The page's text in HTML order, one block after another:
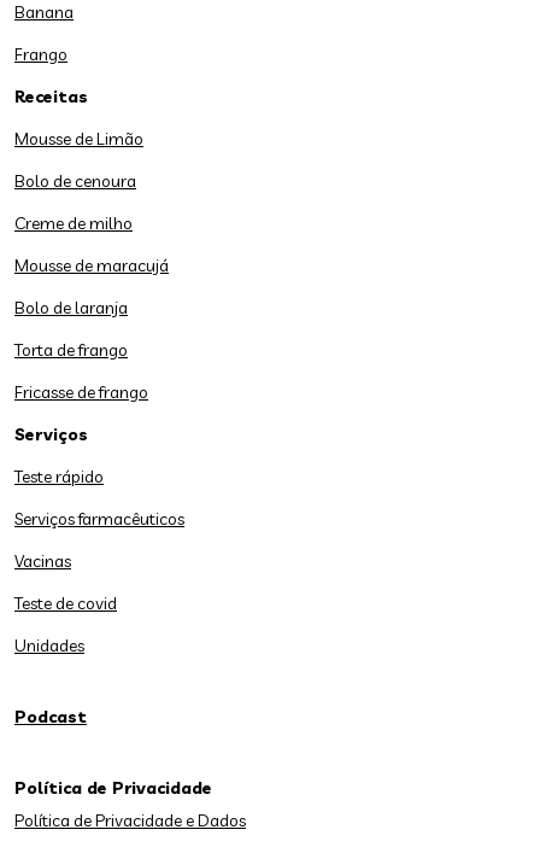
Banana
Frango
Receitas
Mousse de Limão
Bolo de cenoura
Creme de milho
Mousse de maracujá
Bolo de laranja
Torta de frango
Fricasse de frango
Serviços
Teste rápido
Serviços farmacêuticos
Vacinas
Teste de covid
Unidades
Podcast
Política de Privacidade
Política de Privacidade e Dados